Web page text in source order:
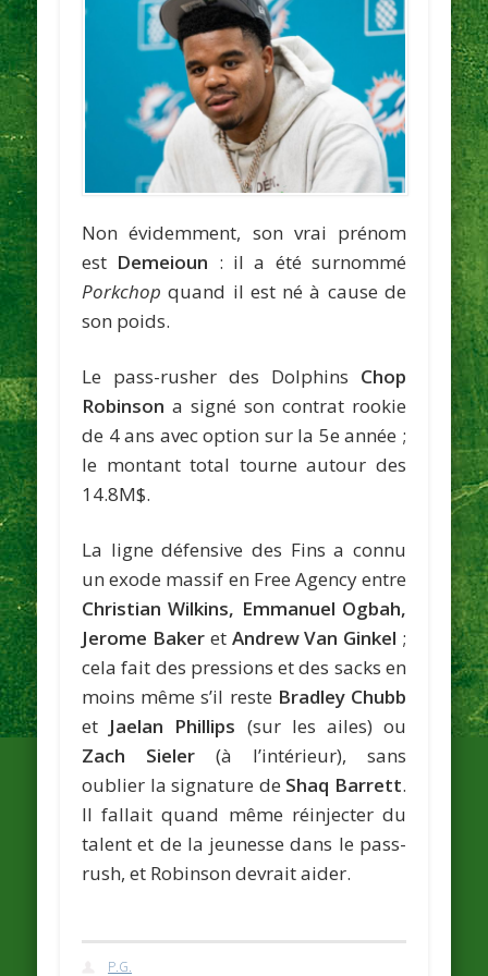
Non évidemment, son vrai prénom
est Demeioun : il a été surnommé
Porkchop quand il est né à cause de
son poids.
Le pass-rusher des Dolphins Chop
Robinson a signé son contrat rookie
de 4 ans avec option sur la 5e année ;
le montant total tourne autour des
14.8M$.
La ligne défensive des Fins a connu
un exode massif en Free Agency entre
Christian Wilkins, Emmanuel Ogbah,
Jerome Bakeret Andrew Van Ginkel ;
cela fait des pressions et des sacks en
moins même s’il reste Bradley Chubb
et Jaelan Phillips (sur les ailes) ou
Zach Sieler (à l’intérieur), sans
oublier la signature de Shaq Barrett.
Il fallait quand même réinjecter du
talent et de la jeunesse dans le pass-
rush, et Robinson devrait aider.
P.G.